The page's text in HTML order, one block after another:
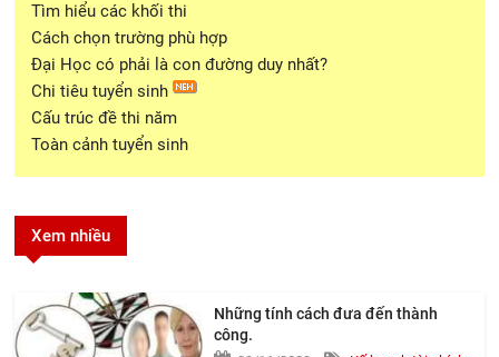
Tìm hiểu các khối thi
Cách chọn trường phù hợp
Đại Học có phải là con đường duy nhất?
Chi tiêu tuyển sinh
Cấu trúc đề thi năm
Toàn cảnh tuyển sinh
Xem nhiều
Những tính cách đưa đến thành
công.